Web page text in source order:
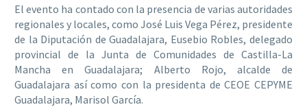
El evento ha contado con la presencia de varias autoridades
regionales y locales, como José Luis Vega Pérez, presidente
de la Diputación de Guadalajara, Eusebio Robles, delegado
provincial de la Junta de Comunidades de Castilla-La
Mancha en Guadalajara; Alberto Rojo, alcalde de
Guadalajara así como con la presidenta de CEOE CEPYME
Guadalajara, Marisol García.